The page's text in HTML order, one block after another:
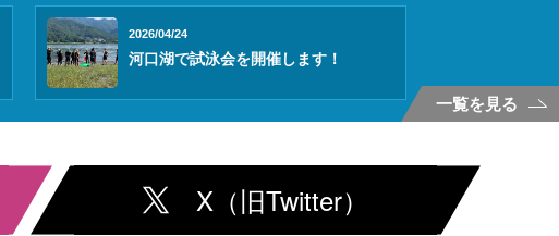
2026/04/24
河口湖で試泳会を開催します！
一覧を見る
X（旧Twitter）